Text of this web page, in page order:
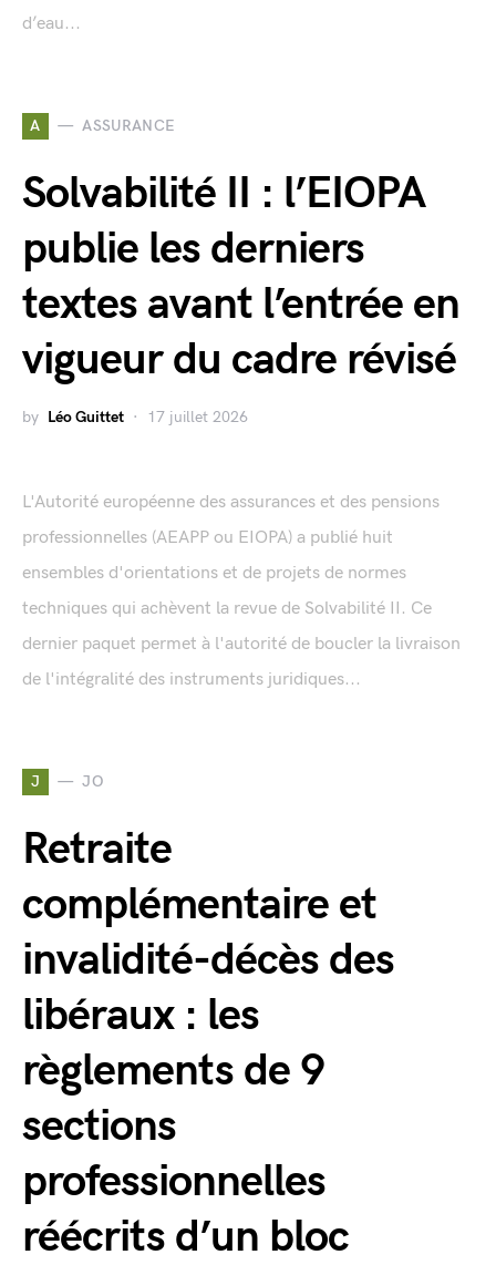
d’eau...
A ASSURANCE
Solvabilité II : l’EIOPA
publie les derniers
textes avant l’entrée en
vigueur du cadre révisé
by Léo Guittet 17 juillet 2026
L'Autorité européenne des assurances et des pensions
professionnelles (AEAPP ou EIOPA) a publié huit
ensembles d'orientations et de projets de normes
techniques qui achèvent la revue de Solvabilité II. Ce
dernier paquet permet à l'autorité de boucler la livraison
de l'intégralité des instruments juridiques...
J JO
Retraite
complémentaire et
invalidité-décès des
libéraux : les
règlements de 9
sections
professionnelles
réécrits d’un bloc